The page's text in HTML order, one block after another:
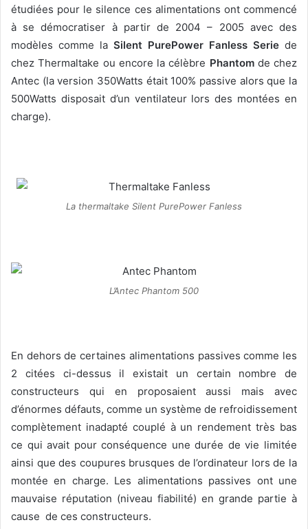
étudiées pour le silence ces alimentations ont commencé
à se démocratiser à partir de 2004 – 2005 avec des
modèles comme la Silent PurePower Fanless Serie de
chez Thermaltake ou encore la célèbre Phantomde chez
Antec (la version 350Watts était 100% passive alors que la
500Watts disposait d’un ventilateur lors des montées en
charge).
La thermaltake Silent PurePower Fanless
L’Antec Phantom 500
En dehors de certaines alimentations passives comme les
2 citées ci-dessus il existait un certain nombre de
constructeurs qui en proposaient aussi mais avec
d’énormes défauts, comme un système de refroidissement
complètement inadapté couplé à un rendement très bas
ce qui avait pour conséquence une durée de vie limitée
ainsi que des coupures brusques de l’ordinateur lors de la
montée en charge. Les alimentations passives ont une
mauvaise réputation (niveau fiabilité) en grande partie à
cause de ces constructeurs.